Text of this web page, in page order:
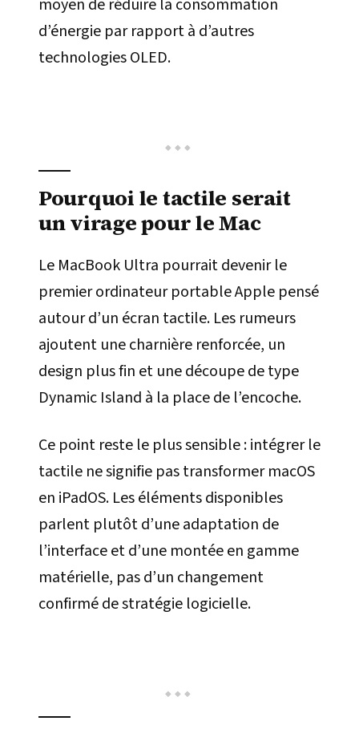
moyen de réduire la consommation
d’énergie par rapport à d’autres
technologies OLED.
Pourquoi le tactile serait
un virage pour le Mac
Le MacBook Ultra pourrait devenir le
premier ordinateur portable Apple pensé
autour d’un écran tactile. Les rumeurs
ajoutent une charnière renforcée, un
design plus fin et une découpe de type
Dynamic Island à la place de l’encoche.
Ce point reste le plus sensible : intégrer le
tactile ne signifie pas transformer macOS
en iPadOS. Les éléments disponibles
parlent plutôt d’une adaptation de
l’interface et d’une montée en gamme
matérielle, pas d’un changement
confirmé de stratégie logicielle.